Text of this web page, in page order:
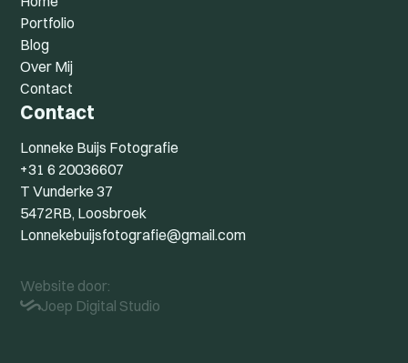
Portfolio
Blog
Over Mij
Contact
Contact
Lonneke Buijs Fotografie
+31 6 20036607
T Vunderke 37
5472RB, Loosbroek
Lonnekebuijsfotografie@gmail.com
Website door:
Joep Digital Studio